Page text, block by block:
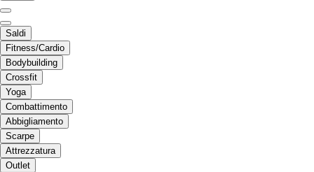
Saldi
Fitness/Cardio
Bodybuilding
Crossfit
Yoga
Combattimento
Abbigliamento
Scarpe
Attrezzatura
Outlet